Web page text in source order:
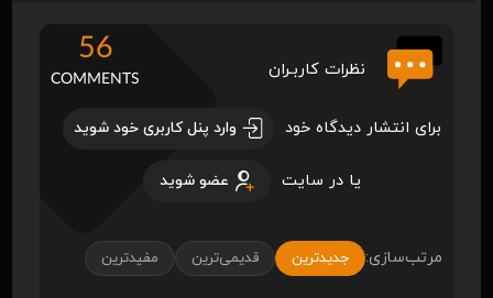
نظرات کاربـران
56
COMMENTS
برای انتشار دیدگاه خود وارد پنل کاربری خود شوید
یا در سایت عضو شوید
مرتب‌سازی: جدیدترین قدیمی‌ترین مفیدترین